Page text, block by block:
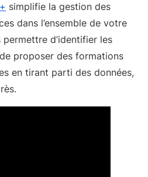
simplifie la gestion des
dans l’ensemble de votre
d’identifier les
proposer des formations
en tirant parti des données,